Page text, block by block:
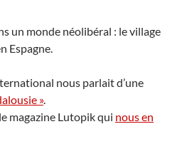
un monde néolibéral : le village
Espagne.
nous parlait d’une
».
magazine Lutopik qui nous en